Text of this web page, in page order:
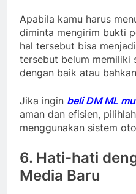
Apabila kamu harus
diminta mengirim bukti
hal tersebut bisa
tersebut belum memiliki
dengan baik atau
Jika ingin beli DM ML
aman dan efisien,
menggunakan sistem
6. Hati-hati
Media Baru